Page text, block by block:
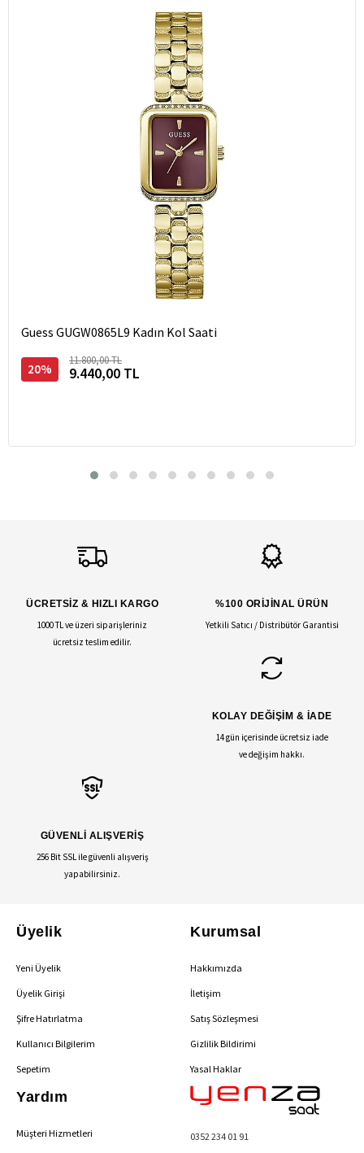
Guess GUGW0865L9 Kadın Kol Saati
20%
11.800,00 TL
9.440,00 TL
ÜCRETSİZ & HIZLI KARGO
1000 TL ve üzeri siparişleriniz
ücretsiz teslim edilir.
%100 ORİJİNAL ÜRÜN
Yetkili Satıcı / Distribütör Garantisi
KOLAY DEĞİŞİM & İADE
14 gün içerisinde ücretsiz iade
ve değişim hakkı.
GÜVENLİ ALIŞVERİŞ
256 Bit SSL ile güvenli alışveriş
yapabilirsiniz.
Üyelik
Yeni Üyelik
Üyelik Girişi
Şifre Hatırlatma
Kullanıcı Bilgilerim
Sepetim
Kurumsal
Hakkımızda
İletişim
Satış Sözleşmesi
Gizlilik Bildirimi
Yasal Haklar
Yardım
Müşteri Hizmetleri 0352 234 01 91